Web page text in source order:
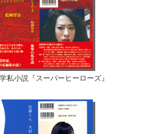
私小説『スーパーヒーローズ』